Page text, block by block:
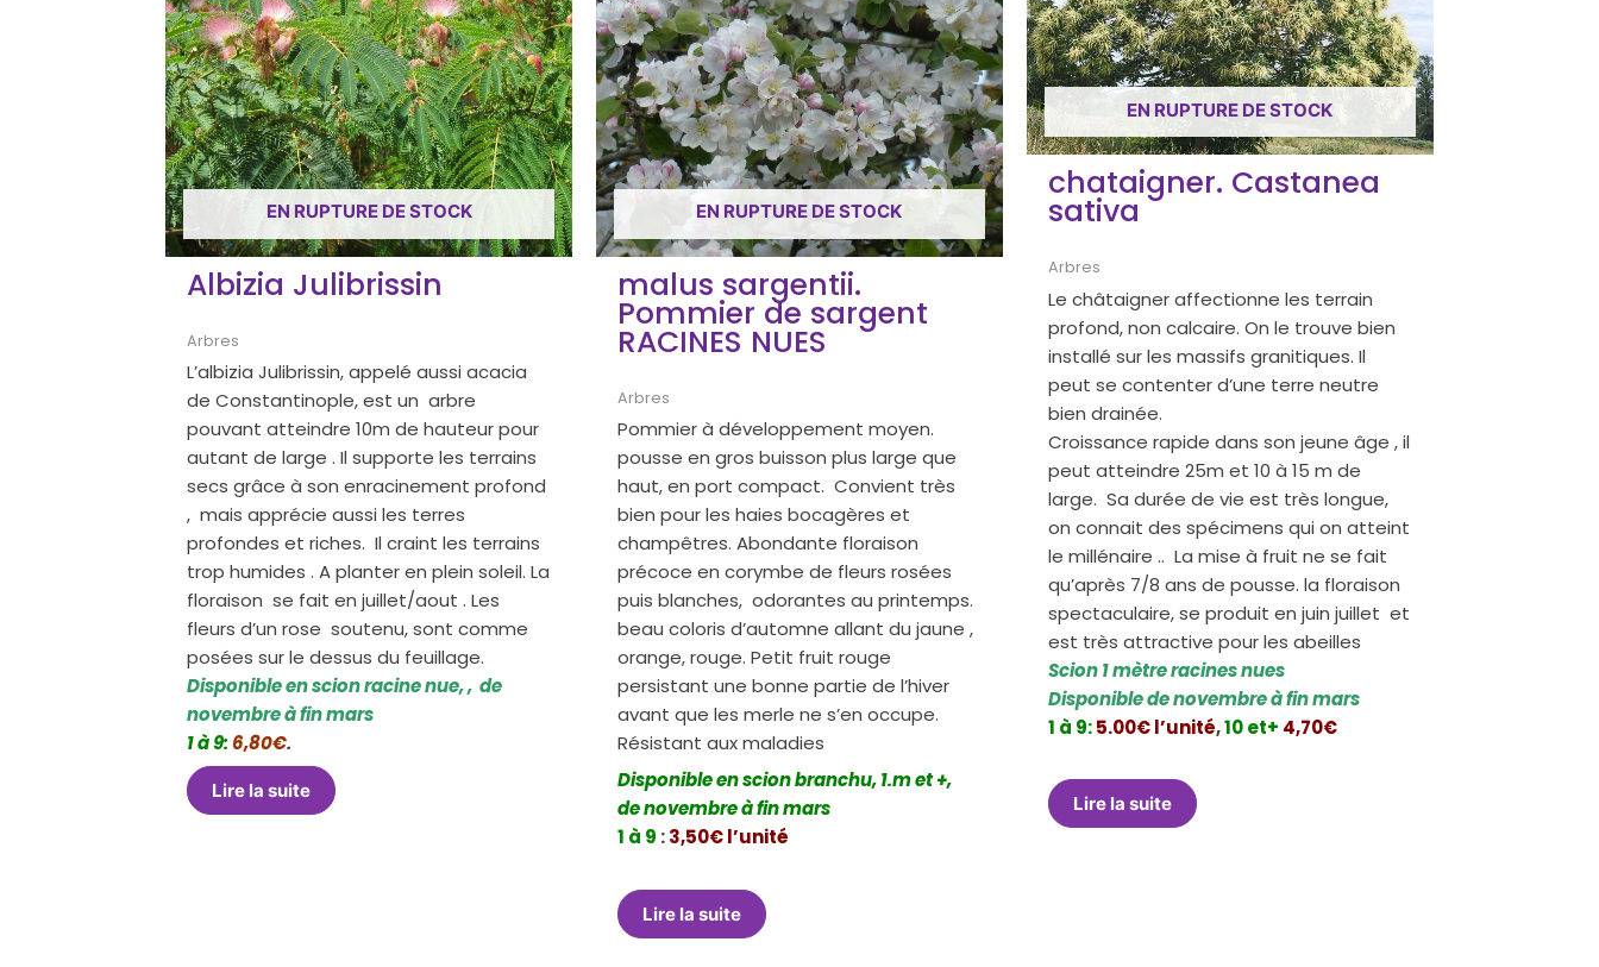
EN RUPTURE DE STOCK
Albizia Julibrissin
Arbres
L’albizia Julibrissin, appelé aussi acacia
de Constantinople, est un arbre
pouvant atteindre 10m de hauteur pour
autant de large . Il supporte les terrains
secs grâce à son enracinement profond
, mais apprécie aussi les terres
profondes et riches. Il craint les terrains
trop humides . A planter en plein soleil. La
floraison se fait en juillet/aout . Les
fleurs d’un rose soutenu, sont comme
posées sur le dessus du feuillage.
Disponible en scion racine nue, , de
novembre à fin mars
1 à 9: 6,80€.
Lire la suite
EN RUPTURE DE STOCK
malus sargentii.
Pommier de sargent
RACINES NUES
Arbres
Pommier à développement moyen.
pousse en gros buisson plus large que
haut, en port compact. Convient très
bien pour les haies bocagères et
champêtres. Abondante floraison
précoce en corymbe de fleurs rosées
puis blanches, odorantes au printemps.
beau coloris d’automne allant du jaune ,
orange, rouge. Petit fruit rouge
persistant une bonne partie de l’hiver
avant que les merle ne s’en occupe.
Résistant aux maladies
Disponible en scion branchu, 1.m et +,
de novembre à fin mars
1 à 9 :3,50€ l’unité
Lire la suite
EN RUPTURE DE STOCK
chataigner. Castanea
sativa
Arbres
Le châtaigner affectionne les terrain
profond, non calcaire. On le trouve bien
installé sur les massifs granitiques. Il
peut se contenter d’une terre neutre
bien drainée.
Croissance rapide dans son jeune âge , il
peut atteindre 25m et 10 à 15 m de
large. Sa durée de vie est très longue,
on connait des spécimens qui on atteint
le millénaire .. La mise à fruit ne se fait
qu’après 7/8 ans de pousse. la floraison
spectaculaire, se produit en juin juillet et
est très attractive pour les abeilles
Scion 1 mètre racines nues
Disponible de novembre à fin mars
1 à 9:5.00€ l’unité,10 et+ 4,70€
Lire la suite